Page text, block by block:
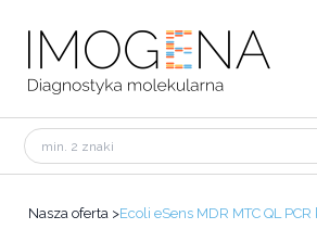
Nasza oferta >Ecoli eSens MDR MTC QL PCR